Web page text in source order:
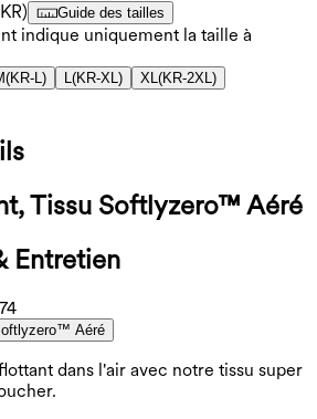
KR) Guide des tailles
indique uniquement la taille à
(KR-L) L(KR-XL) XL(KR-2XL)
Tissu Softlyzero™ Aéré
Entretien
Aéré
dans l'air avec notre tissu super